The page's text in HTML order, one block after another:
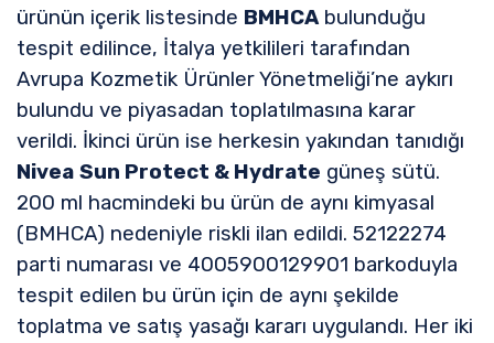
ürünün içerik listesinde BMHCA bulunduğu
tespit edilince, İtalya yetkilileri tarafından
Avrupa Kozmetik Ürünler Yönetmeliği’ne aykırı
bulundu ve piyasadan toplatılmasına karar
verildi. İkinci ürün ise herkesin yakından tanıdığı
Nivea Sun Protect & Hydrate güneş sütü.
200 ml hacmindeki bu ürün de aynı kimyasal
(BMHCA) nedeniyle riskli ilan edildi. 52122274
parti numarası ve 4005900129901 barkoduyla
tespit edilen bu ürün için de aynı şekilde
toplatma ve satış yasağı kararı uygulandı. Her iki